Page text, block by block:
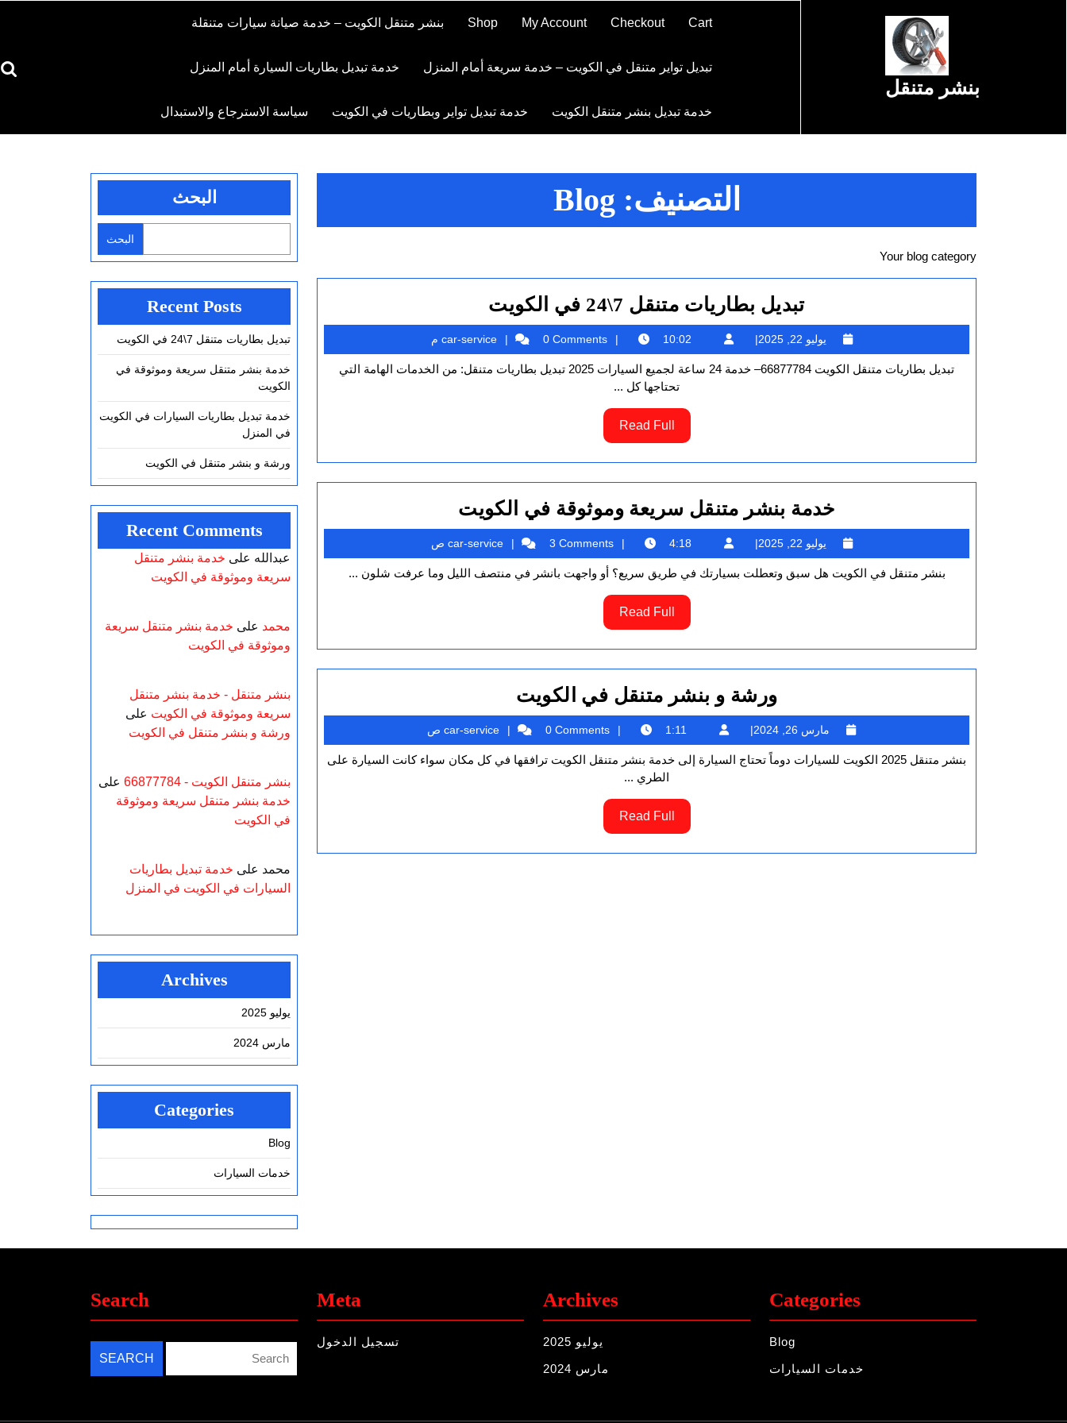
بنشر متنقل
Cart
Checkout
My Account
Shop بنشر متنقل الكويت – خدمة صيانة سيارات متنقلة
تبديل تواير متنقل في الكويت – خدمة سريعة أمام المنزل خدمة تبديل بطاريات السيارة أمام المنزل
خدمة تبديل بنشر متنقل الكويت خدمة تبديل تواير وبطاريات في الكويت سياسة الاسترجاع والاستبدال
التصنيف: Blog
Your blog category
تبديل بطاريات متنقل 7\24 في الكويت
تبديل
بطاريات
متنقل
7\24
يوليو 22, 2025
يوليو
22,
2025
car-
service
0 Comments 10:02 م
تبديل بطاريات متنقل الكويت 66877784– خدمة 24 ساعة لجميع السيارات 2025 تبديل بطاريات متنقل: من الخدمات الهامة التي
تحتاجها كل ...
Read Full
Full
خدمة بنشر متنقل سريعة وموثوقة في الكويتخدمة
بنشر
متنقل
سريعة
الكويت
يوليو 22, 2025
يوليو
22,
2025
car-
service
3 Comments 4:18 ص
بنشر متنقل في الكويت هل سبق وتعطلت بسيارتك في طريق سريع؟ أو واجهت بانشر في منتصف الليل وما عرفت شلون ...
Read Full
Full
ورشة و بنشر متنقل في الكويت
و
بنشر
متنقل
مارس 26, 2024
مارس
26,
2024
car-
service
0 Comments 1:11 ص
بنشر متنقل 2025 الكويت للسيارات دوماً تحتاج السيارة إلى خدمة بنشر متنقل الكويت ترافقها في كل مكان سواء كانت السيارة على
الطري ...
Read Full
Full
البحث
البحث
Recent Posts
تبديل بطاريات متنقل 7\24 في الكويت
خدمة بنشر متنقل سريعة وموثوقة في
الكويت
خدمة تبديل بطاريات السيارات في الكويت
في المنزل
ورشة و بنشر متنقل في الكويت
Recent Comments
عبدالله على خدمة بنشر متنقل
سريعة وموثوقة في الكويت
محمد على خدمة بنشر متنقل سريعة
وموثوقة في الكويت
بنشر متنقل - خدمة بنشر متنقل
سريعة وموثوقة في الكويت على
ورشة و بنشر متنقل في الكويت
بنشر متنقل الكويت - 66877784
على
خدمة بنشر متنقل سريعة وموثوقة
في الكويت
محمد على خدمة تبديل بطاريات
السيارات في الكويت في المنزل
Archives
يوليو 2025
مارس 2024
Categories
Blog
خدمات السيارات
Categories
Blog
خدمات السيارات
Archives
يوليو 2025
مارس 2024
Meta
تسجيل الدخول
Search